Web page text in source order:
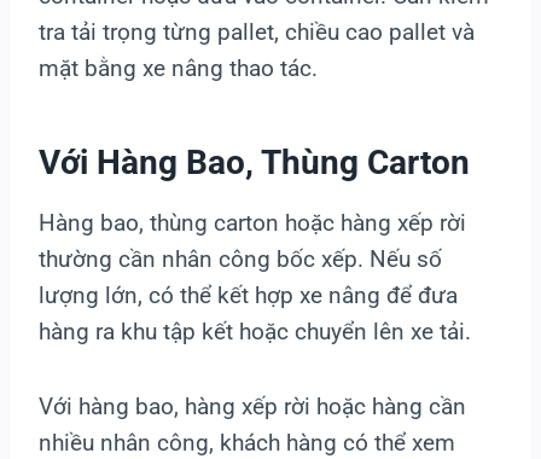
tra tải trọng từng pallet, chiều cao pallet và
mặt bằng xe nâng thao tác.
Với Hàng Bao, Thùng Carton
Hàng bao, thùng carton hoặc hàng xếp rời
thường cần nhân công bốc xếp. Nếu số
lượng lớn, có thể kết hợp xe nâng để đưa
hàng ra khu tập kết hoặc chuyển lên xe tải.
Với hàng bao, hàng xếp rời hoặc hàng cần
nhiều nhân công, khách hàng có thể xem